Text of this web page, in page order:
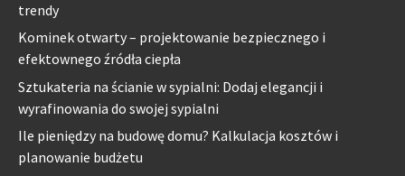
trendy
Kominek otwarty – projektowanie bezpiecznego i
efektownego źródła ciepła
Sztukateria na ścianie w sypialni: Dodaj elegancji i
wyrafinowania do swojej sypialni
Ile pieniędzy na budowę domu? Kalkulacja kosztów i
planowanie budżetu